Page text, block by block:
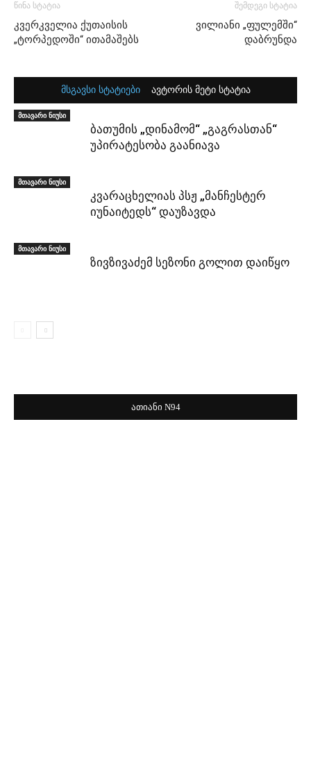
წინა სტატია
კვერკველია ქუთაისის
„ტორპედოში“ ითამაშებს
შემდეგი სტატია
ვილიანი „ფულემში“
დაბრუნდა
მსგავსი სტატიები ავტორის მეტი სტატია
მთავარი ნიუსი
ბათუმის „დინამომ“ „გაგრასთან“
უპირატესობა გაანიავა
მთავარი ნიუსი
კვარაცხელიას პსჟ „მანჩესტერ
იუნაიტედს“ დაუზავდა
მთავარი ნიუსი
ზივზივაძემ სეზონი გოლით დაიწყო
ათიანი N94